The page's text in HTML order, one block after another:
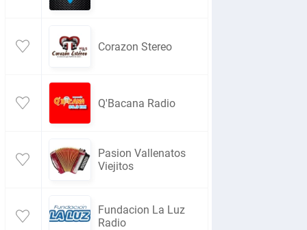
Corazon Stereo
Q'Bacana Radio
Pasion Vallenatos
Viejitos
Fundacion La Luz
Radio